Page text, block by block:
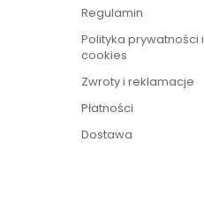
Regulamin
Polityka prywatności i
cookies
Zwroty i reklamacje
Płatności
Dostawa